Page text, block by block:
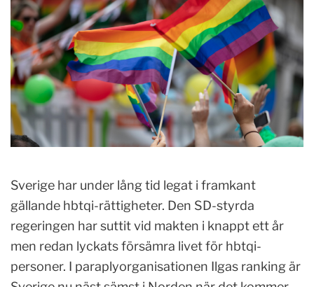
Sverige har under lång tid legat i framkant
gällande hbtqi-rättigheter. Den SD-styrda
regeringen har suttit vid makten i knappt ett år
men redan lyckats försämra livet för hbtqi-
personer. I paraplyorganisationen Ilgas ranking är